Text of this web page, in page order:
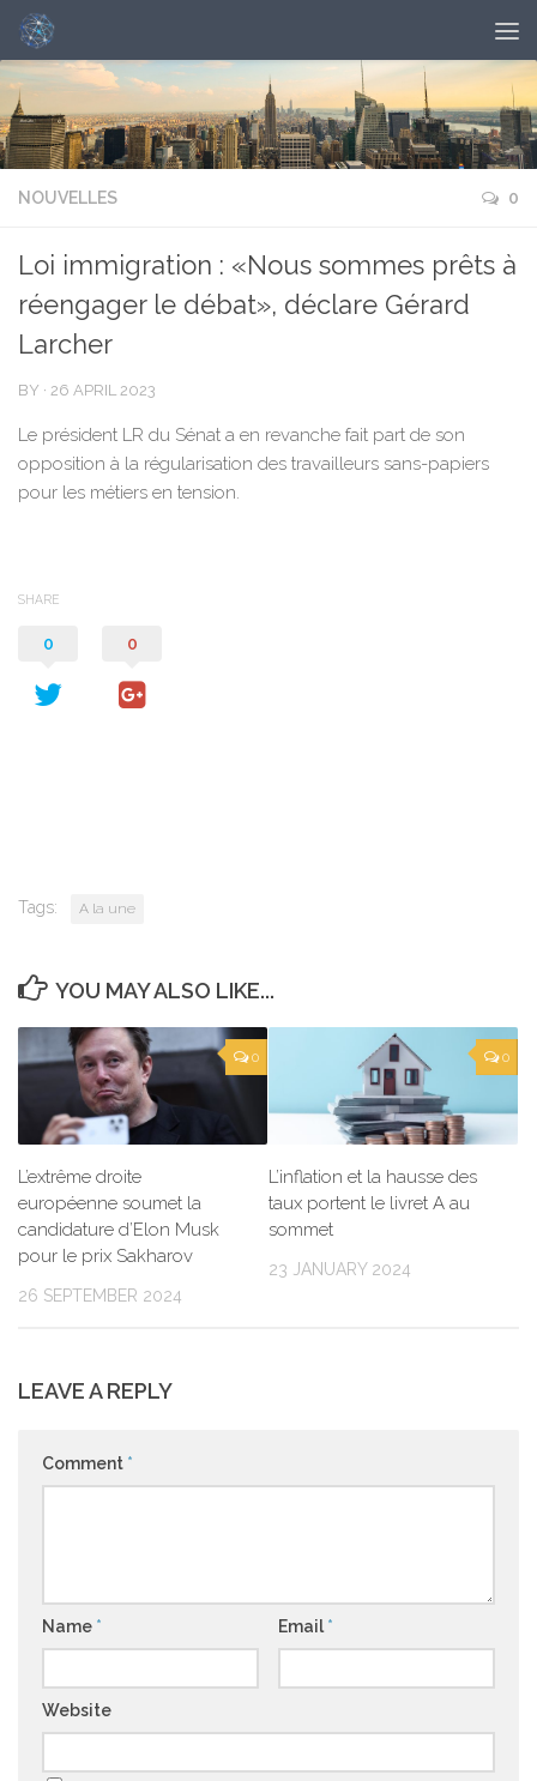
NOUVELLES 0
Loi immigration : «Nous sommes prêts à
réengager le débat», déclare Gérard
Larcher
BY · 26 APRIL 2023
Le président LR du Sénat a en revanche fait part de son
opposition à la régularisation des travailleurs sans-papiers
pour les métiers en tension.
SHARE
0 0
Tags: A la une
YOU MAY ALSO LIKE...
0
L’extrême droite
européenne soumet la
candidature d’Elon Musk
pour le prix Sakharov
26 SEPTEMBER 2024
0
L’inflation et la hausse des
taux portent le livret A au
sommet
23 JANUARY 2024
LEAVE A REPLY
Comment *
Name * Email *
Website